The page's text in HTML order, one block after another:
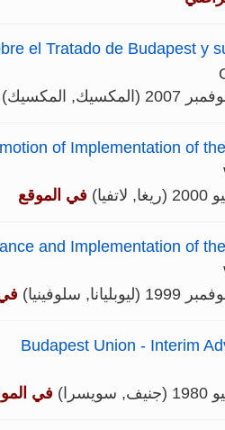
el Tratado de Budapest y
of Implementation of
في الموقع
and Implementation of
Budapest Union - Interim
في